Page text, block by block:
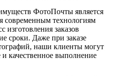
ФотоПочты является
современным технологиям
изготовления заказов
сроки. Даже при заказе
наши клиенты могут
и качественное выполнение